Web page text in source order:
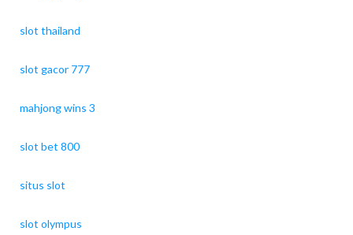
slot thailand
slot gacor 777
mahjong wins 3
slot bet 800
situs slot
slot olympus